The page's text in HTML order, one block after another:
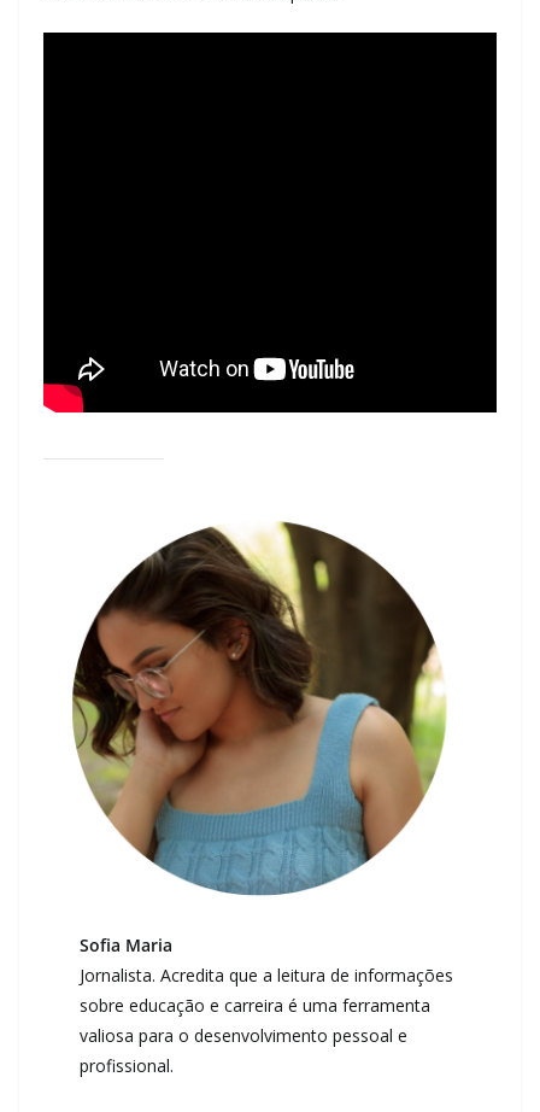
Sofia Maria
Jornalista. Acredita que a leitura de informações
sobre educação e carreira é uma ferramenta
valiosa para o desenvolvimento pessoal e
profissional.